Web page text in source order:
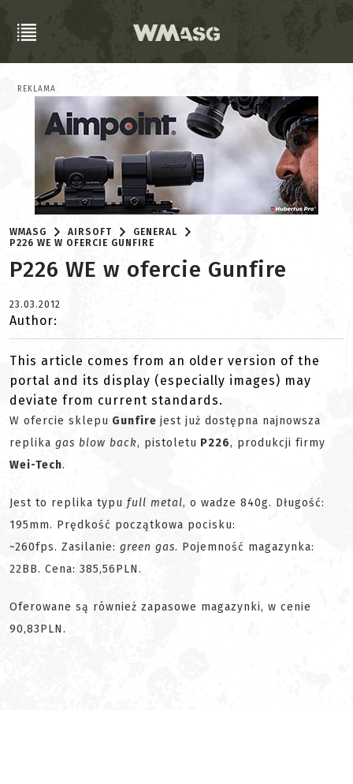
REKLAMA
WMASG AIRSOFT
GENERAL
P226 WE W OFERCIE GUNFIRE
P226 WE w ofercie Gunfire
23.03.2012
Author:
This article comes from an older version of the
portal and its display (especially images) may
deviate from current standards.
W ofercie sklepu Gunfire jest już dostępna najnowsza
replika gas blow back, pistoletu P226, produkcji firmy
Wei-Tech.
Jest to replika typu full metal, o wadze 840g. Długość:
195mm. Prędkość początkowa pocisku:
~260fps. Zasilanie: green gas. Pojemność magazynka:
22BB. Cena: 385,56PLN.
Oferowane są również zapasowe magazynki, w cenie
90,83PLN.